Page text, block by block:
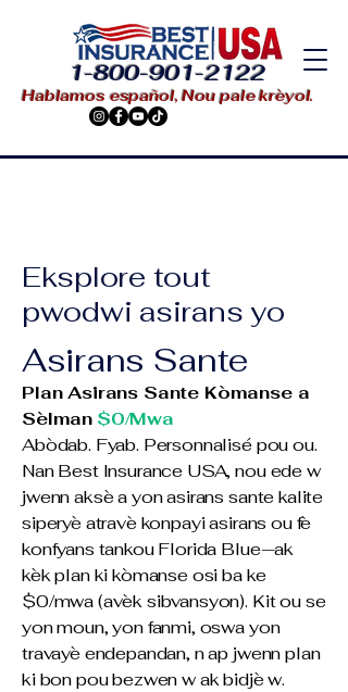
Hablamos español, Nou pale krèyol.
1-800-901-2122
Eksplore tout
pwodwi asirans yo
Asirans Sante
Plan Asirans Sante Kòmanse a
Sèlman $0/Mwa
Abòdab. Fyab. Personnalisé pou ou.
Nan Best Insurance USA, nou ede w
jwenn aksè a yon asirans sante kalite
siperyè atravè konpayi asirans ou fè
konfyans tankou Florida Blue—ak
kèk plan ki kòmanse osi ba ke
$0/mwa (avèk sibvansyon). Kit ou se
yon moun, yon fanmi, oswa yon
travayè endepandan, n ap jwenn plan
ki bon pou bezwen w ak bidjè w.